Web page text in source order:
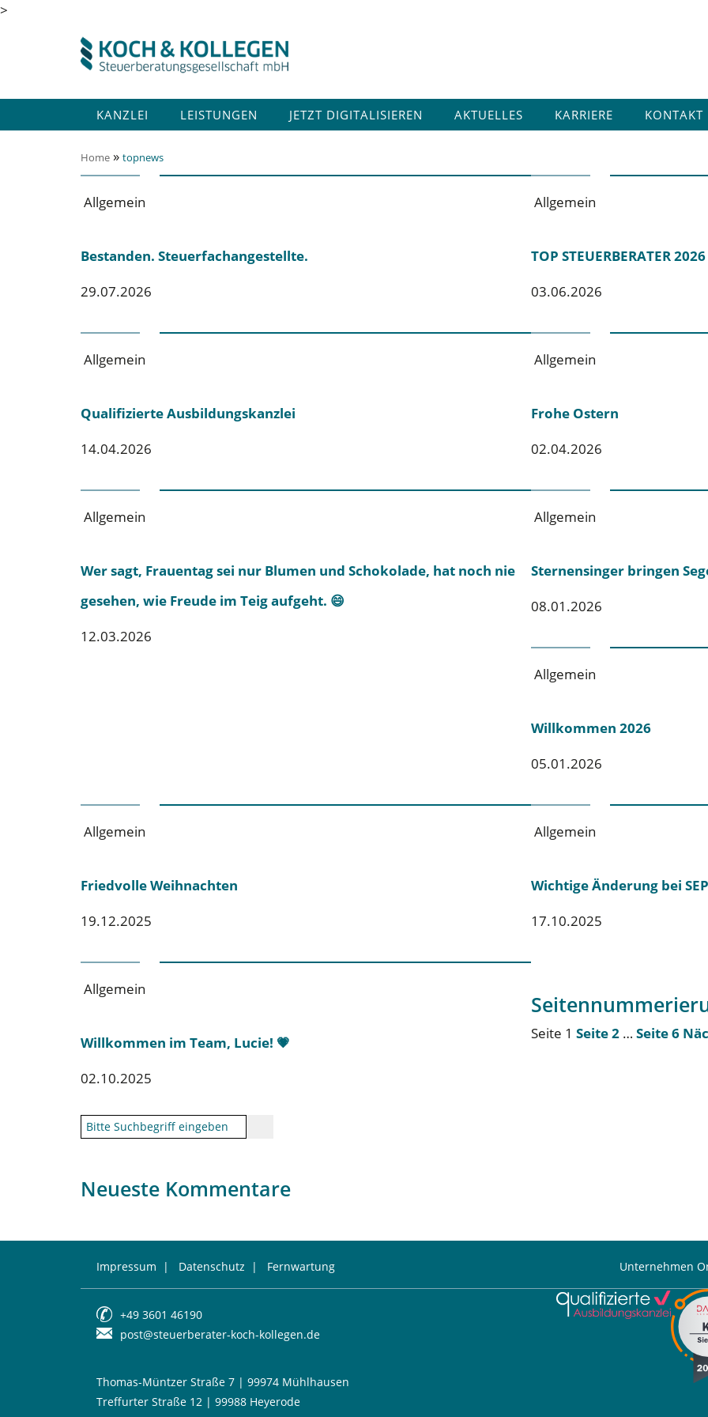
>
KANZLEI LEISTUNGEN JETZT DIGITALISIEREN AKTUELLES KARRIERE KONTAKT
Home » topnews
Allgemein
Bestanden. Steuerfachangestellte.
29.07.2026
Allgemein
TOP STEUERBERATER 2026
03.06.2026
Allgemein
Qualifizierte Ausbildungskanzlei
14.04.2026
Allgemein
Frohe Ostern
02.04.2026
Allgemein
Wer sagt, Frauentag sei nur Blumen und Schokolade, hat noch nie
gesehen, wie Freude im Teig aufgeht. 😄
12.03.2026
Allgemein
Sternensinger bringen
08.01.2026
Allgemein
Willkommen 2026
05.01.2026
Allgemein
Friedvolle Weihnachten
19.12.2025
Allgemein
Wichtige Änderung bei
17.10.2025
Allgemein
Willkommen im Team, Lucie! 💗
02.10.2025
Seite 1 Seite2 … Seite6
Neueste Kommentare
Impressum | Datenschutz | Fernwartung Unternehmen
+49 3601 46190
post@steuerberater-koch-kollegen.de
Thomas-Müntzer Straße 7 | 99974 Mühlhausen
Treffurter Straße 12 | 99988 Heyerode